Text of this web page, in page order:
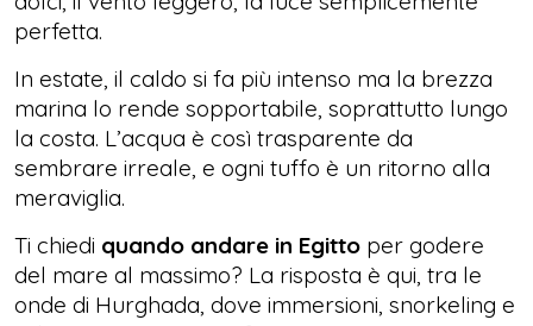
perfetta.
In estate, il caldo si fa più intenso ma la brezza
marina lo rende sopportabile, soprattutto lungo
la costa. L’acqua è così trasparente da
sembrare irreale, e ogni tuffo è un ritorno alla
meraviglia.
Ti chiedi quando andare in Egitto per godere
del mare al massimo? La risposta è qui, tra le
onde di Hurghada, dove immersioni, snorkeling e